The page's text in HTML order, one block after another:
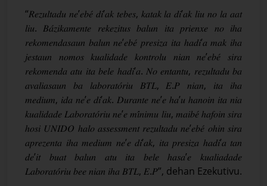
“𝑅𝑒𝑧𝑢𝑙𝑡𝑎𝑑𝑢 𝑛𝑒’𝑒𝑏𝑒́ 𝑑𝑖’𝑎𝑘 𝑡𝑒𝑏𝑒𝑠, 𝑘𝑎𝑡𝑎𝑘 𝑙𝑎 𝑑𝑖’𝑎𝑘 𝑙𝑖𝑢 𝑛𝑜 𝑙𝑎 𝑎𝑎𝑡
𝑙𝑖𝑢. 𝐵𝑎́𝑧𝑖𝑘𝑎𝑚𝑒𝑛𝑡𝑒 𝑟𝑒𝑘𝑒𝑧𝑖𝑡𝑢𝑠 𝑏𝑎𝑙𝑢𝑛 𝑖𝑡𝑎 𝑝𝑟𝑖𝑒𝑛𝑥𝑒 𝑛𝑜 𝑖ℎ𝑎
𝑟𝑒𝑘𝑜𝑚𝑒𝑛𝑑𝑎𝑠𝑎𝑢𝑛 𝑏𝑎𝑙𝑢𝑛 𝑛𝑒’𝑒𝑏𝑒́ 𝑝𝑟𝑒𝑠𝑖𝑧𝑎 𝑖𝑡𝑎 ℎ𝑎𝑑𝑖’𝑎 𝑚𝑎𝑘 𝑖ℎ𝑎
𝑗𝑒𝑠𝑡𝑎𝑢𝑛 𝑛𝑜𝑚𝑜𝑠 𝑘𝑢𝑎𝑙𝑖𝑑𝑎𝑑𝑒 𝑘𝑜𝑛𝑡𝑟𝑜𝑙𝑢 𝑛𝑖𝑎𝑛 𝑛𝑒’𝑒𝑏𝑒́ 𝑠𝑖𝑟𝑎
𝑟𝑒𝑘𝑜𝑚𝑒𝑛𝑑𝑎 𝑎𝑡𝑢 𝑖𝑡𝑎 𝑏𝑒𝑙𝑒 ℎ𝑎𝑑𝑖’𝑎. 𝑁𝑜 𝑒𝑛𝑡𝑎𝑛𝑡𝑢, 𝑟𝑒𝑧𝑢𝑙𝑡𝑎𝑑𝑢 𝑏𝑎
𝑎𝑣𝑎𝑙𝑖𝑎𝑠𝑎𝑢𝑛 𝑏𝑎 𝑙𝑎𝑏𝑜𝑟𝑎𝑡𝑜́𝑟𝑖𝑢 𝐵𝑇𝐿, 𝐸.𝑃 𝑛𝑖𝑎𝑛, 𝑖𝑡𝑎 𝑖ℎ𝑎
𝑚𝑒𝑑𝑖𝑢𝑚, 𝑖𝑑𝑎 𝑛𝑒’𝑒 𝑑𝑖’𝑎𝑘. 𝐷𝑢𝑟𝑎𝑛𝑡𝑒 𝑛𝑒’𝑒 ℎ𝑎’𝑢 ℎ𝑎𝑛𝑜𝑖𝑛 𝑖𝑡𝑎 𝑛𝑖𝑎
𝑘𝑢𝑎𝑙𝑖𝑑𝑎𝑑𝑒 𝐿𝑎𝑏𝑜𝑟𝑎𝑡𝑜́𝑟𝑖𝑢 𝑛𝑒’𝑒 𝑚𝑖́𝑛𝑖𝑚𝑢 𝑙𝑖𝑢, 𝑚𝑎𝑖𝑏𝑒́ ℎ𝑎𝑓𝑜𝑖𝑛 𝑠𝑖𝑟𝑎
ℎ𝑜𝑠𝑖 𝑈𝑁𝐼𝐷𝑂 ℎ𝑎𝑙𝑜 𝑎𝑠𝑠𝑒𝑠𝑠𝑚𝑒𝑛𝑡 𝑟𝑒𝑧𝑢𝑙𝑡𝑎𝑑𝑢 𝑛𝑒’𝑒𝑏𝑒́ 𝑜ℎ𝑖𝑛 𝑠𝑖𝑟𝑎
𝑎𝑝𝑟𝑒𝑧𝑒𝑛𝑡𝑎 𝑖ℎ𝑎 𝑚𝑒𝑑𝑖𝑢𝑚 𝑛𝑒’𝑒 𝑑𝑖’𝑎𝑘, 𝑖𝑡𝑎 𝑝𝑟𝑒𝑠𝑖𝑧𝑎 ℎ𝑎𝑑𝑖’𝑎 𝑡𝑎𝑛
𝑑𝑒’𝑖𝑡 𝑏𝑢𝑎𝑡 𝑏𝑎𝑙𝑢𝑛 𝑎𝑡𝑢 𝑖𝑡𝑎 𝑏𝑒𝑙𝑒 ℎ𝑎𝑠𝑎’𝑒 𝑘𝑢𝑎𝑙𝑖𝑎𝑑𝑎𝑑𝑒
𝐿𝑎𝑏𝑜𝑟𝑎𝑡𝑜́𝑟𝑖𝑢 𝑏𝑒𝑒 𝑛𝑖𝑎𝑛 𝑖ℎ𝑎 𝐵𝑇𝐿, 𝐸.𝑃”, dehan Ezekutivu.